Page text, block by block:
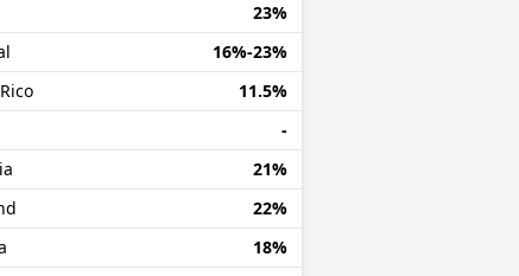
23%
16%-23%
11.5%
-
21%
22%
18%